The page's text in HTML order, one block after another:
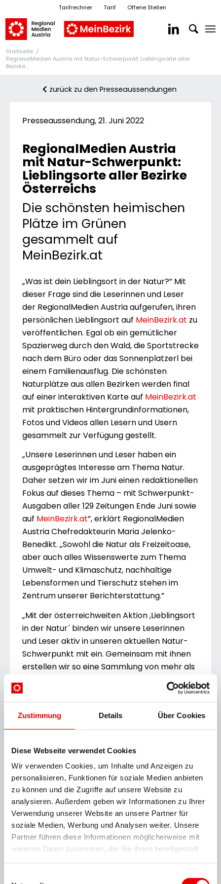
Zustimmung Details Über Cookies
Diese Webseite verwendet Cookies
Wir verwenden Cookies, um Inhalte und Anzeigen zu
personalisieren, Funktionen für soziale Medien anbieten
zu können und die Zugriffe auf unsere Website zu
analysieren. Außerdem geben wir Informationen zu Ihrer
Verwendung unserer Website an unsere Partner für
soziale Medien, Werbung und Analysen weiter. Unsere
Partner führen diese Informationen möglicherweise mit
weiteren Daten zusammen, die Sie ihnen bereitgestellt
Tarifrechner Tarif Offene Stellen
Startseite /
RegionalMedien Austria mit Natur-Schwerpunkt: Lieblingsorte aller
Bezirke...
zurück zu den Presseaussendungen
Presseaussendung, 21. Juni 2022
RegionalMedien Austria
mit Natur-Schwerpunkt:
Lieblingsorte aller Bezirke
Österreichs
Die schönsten heimischen
Plätze im Grünen
gesammelt auf
MeinBezirk.at
„Was ist dein Lieblingsort in der Natur?” Mit
dieser Frage sind die Leserinnen und Leser
der RegionalMedien Austria aufgerufen, ihren
persönlichen Lieblingsort auf MeinBezirk.at zu
veröffentlichen. Egal ob ein gemütlicher
Spazierweg durch den Wald, die Sportstrecke
nach dem Büro oder das Sonnenplatzerl bei
einem Familienausflug. Die schönsten
Naturplätze aus allen Bezirken werden final
auf einer interaktiven Karte auf MeinBezirk.at
mit praktischen Hintergrundinformationen,
Fotos und Videos allen Lesern und Usern
gesammelt zur Verfügung gestellt.
„Unsere Leserinnen und Leser haben ein
ausgeprägtes Interesse am Thema Natur.
Daher setzen wir im Juni einen redaktionellen
Fokus auf dieses Thema – mit Schwerpunkt-
Ausgaben aller 129 Zeitungen Ende Juni sowie
auf MeinBezirk.at”, erklärt RegionalMedien
Austria Chefredakteurin Maria Jelenko-
Benedikt. „Sowohl die Natur als Freizeitoase,
aber auch alles Wissenswerte zum Thema
Umwelt- und Klimaschutz, nachhaltige
Lebensformen und Tierschutz stehen im
Zentrum unserer Berichterstattung.”
„Mit der österreichweiten Aktion ,Lieblingsort
in der Natur´ binden wir unsere Leserinnen
und Leser aktiv in unseren aktuellen Natur-
Schwerpunkt mit ein. Gemeinsam mit ihnen
erstellen wir so eine Sammlung von mehr als
100 Natur-Lieblingsorten in ganz Österreich –
die perfekte Inspirationsquelle für weitere
Naturerlebnisse”, schwärmt Kerstin
Traschler, Leiterin Marketing und
Kommunikation, von der Natur-Initiative.
Region.”
Die Teilnahme ist noch bis inklusive 6. Juli
2022 unterMeinBezirk.at/Lieblingsort
möglich. Ab August 2022 sind die
ausgewählten Lieblingsorte in der Natur der
jeweiligen Bezirke auf einer interaktiven Karte
auf MeinBezirk.at/Lieblingsortfür alle User
verfügbar.